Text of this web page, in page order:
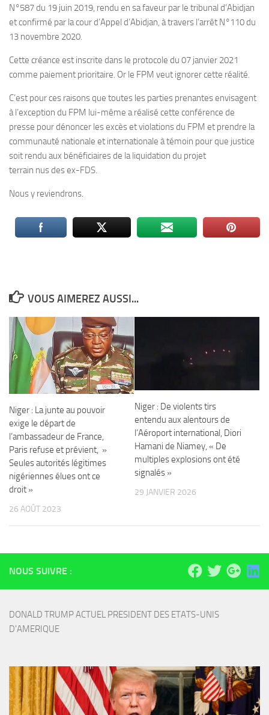
N°587 du 19 juin 2019, rendu en sa faveur par le tribunal d’Abidjan
et confirmé par la cour d’Appel d’Abidjan, à travers l’arrêt N°110 du
13 novembre 2020.
Cette créance est inscrite dans le protocole du 07 janvier 2021
comme paiement prioritaire. Or le FPM veut ignorer cette réalité.
C’est pour ces raisons que toutes les parties prenantes envisagent
à l’exception du FPM lui-même a réalisé cette conférence de
presse pour dénoncer les excès et violations du FPM et prendre la
communauté nationale et internationale à témoin pour que justice
soit rendu aux bénéficiaires de la liquidation du projet
terrain nus des ex-FDS.
Nous y reviendrons.
VOUS AIMEREZ AUSSI...
Niger : La junte au pouvoir
exige le départ de
l’ambassadeur de France,
Paris refuse et prévient, »
Seules autorités légitimes
nigériennes élues ont ce
droit »
26 AOÛT 2023
Niger : De violents tirs
entendu aux alentours de
l’Aéroport international, Diori
Hamani de Niamey, « De
multiples explosions ont été
signalés »
29 JANVIER 2026
NOUS SUIVRE :
DONALD TRUMP ACTUEL PRESIDENT DES ETATS-UNIS
D'AMERIQUE